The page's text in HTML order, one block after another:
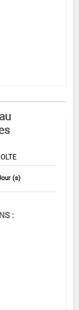
(s)
: